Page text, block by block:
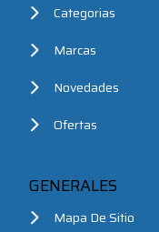
Categorias
Marcas
Novedades
Ofertas
GENERALES
Mapa De Sitio